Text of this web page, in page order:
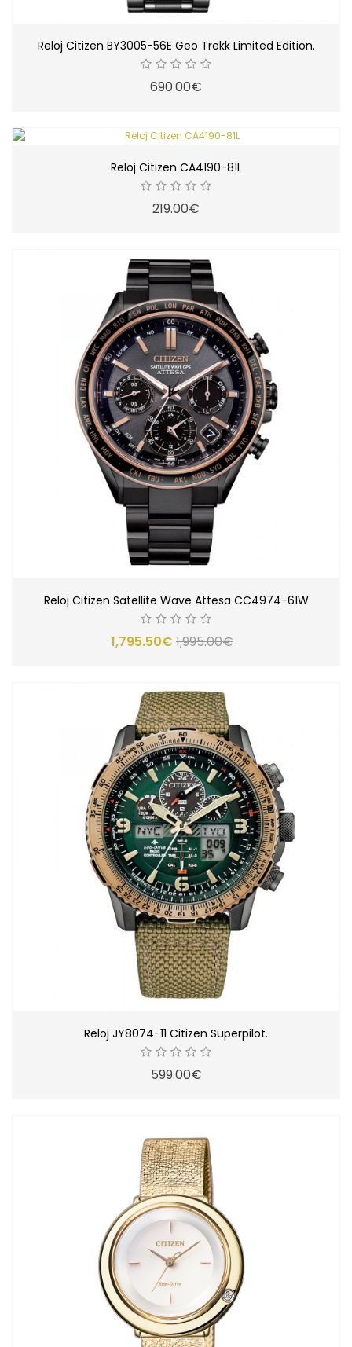
Reloj Citizen BY3005-56E Geo Trekk Limited Edition.
690.00€
Reloj Citizen CA4190-81L
219.00€
Reloj Citizen Satellite Wave Attesa CC4974-61W
1,795.50€ 1,995.00€
Reloj JY8074-11 Citizen Superpilot.
599.00€